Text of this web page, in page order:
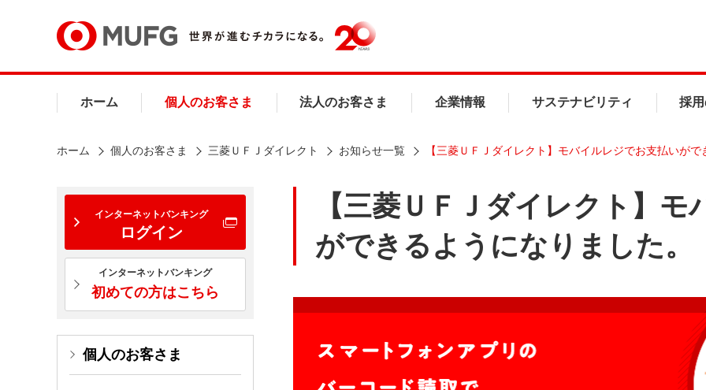
ホーム 個人のお客さま 法人のお客さま 企業情報 サステナビリティ 採
ホーム 個人のお客さま 三菱ＵＦＪダイレクト お知らせ一覧 【三菱ＵＦＪダイレクト】モバイルレジでお支払いがで
インターネットバンキング
ログイン
インターネットバンキング
初めての方はこちら
個人のお客さま
【三菱ＵＦＪダイレクト】
ができるようになりました。